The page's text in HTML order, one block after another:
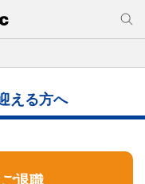
える方へ
退職